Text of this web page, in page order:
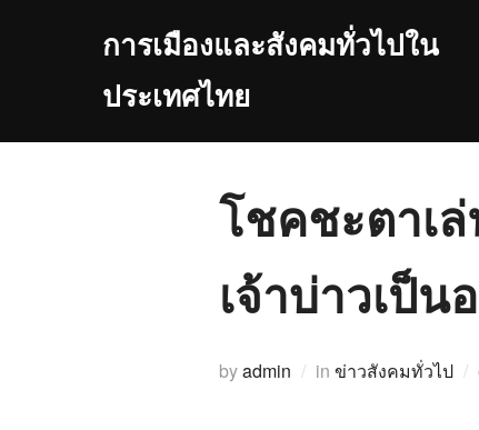
การเมืองและสังคมทั่วไปใน
ประเทศไทย
โชคชะตาเ
เจ้าบ่าวเป็น
byadmin in ข่าวสังคมทั่วไป